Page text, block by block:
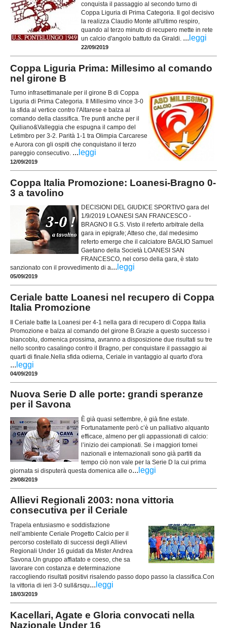
conquista il passaggio al secondo turno di
Coppa Liguria di Prima Categoria. Il gol decisivo
la realizza Claudio Monte all'ultimo respiro,
quando al terzo minuto di recupero mette in rete
un calcio d'angolo battuto da Giraldi. ... leggi
22/09/2019
Coppa Liguria Prima: Millesimo al comando
nel girone B
Turno infrasettimanale per il girone B di Coppa
Liguria di Prima Categoria. Il Millesimo vince 3-0
la sfida al vertice contro l'Altarese e balza al
comando della classifica. Tre punti anche per il
Quiliano&Valleggia che espugna il campo del
Letimbro per 3-2. Parità 1-1 tra Olimpia Carcarese
e Aurora con gli ospiti che conquistano il terzo
pareggio consecutivo. ... leggi
12/09/2019
Coppa Italia Promozione: Loanesi-Bragno 0-
3 a tavolino
DECISIONI DEL GIUDICE SPORTIVO gara del
1/9/2019 LOANESI SAN FRANCESCO -
BRAGNO Il G.S. Visto il referto arbitrale della
gara in epigrafe; Atteso che, dal medesimo
referto emerge che il calciatore BAGLIO Samuel
Gaetano della Società LOANESI SAN
FRANCESCO, nel corso della gara, è stato
sanzionato con il provvedimento di a... leggi
05/09/2019
Ceriale batte Loanesi nel recupero di Coppa
Italia Promozione
Il Ceriale batte la Loanesi per 4-1 nella gara di recupero di Coppa Italia
Promozione e balza al comando del girone B.Grazie a questo successo i
biancoblu, domenica prossima, avranno a disposizione due risultati su tre
nello scontro casalingo contro il Bragno, per conquistare il passaggio ai
quarti di finale.Nella sfida odierna, Ceriale in vantaggio al quarto d'ora
... leggi
04/09/2019
Nuova Serie D alle porte: grandi speranze
per il Savona
È già quasi settembre, è già fine estate.
Fortunatamente però c’è un palliativo alquanto
efficace, almeno per gli appassionati di calcio:
l’inizio dei campionati. Se i maggiori tornei
nazionali e internazionali sono già partiti da
tempo ciò non vale per la Serie D la cui prima
giornata si disputerà questa domenica alle o... leggi
29/08/2019
Allievi Regionali 2003: nona vittoria
consecutiva per il Ceriale
Trapela entusiasmo e soddisfazione
nell’ambiente Ceriale Progetto Calcio per il
percorso costellato di successi degli Allievi
Regionali Under 16 guidati da Mister Andrea
Savona.Un gruppo affiatato e coeso, che sa
lavorare con costanza e determinazione
raccogliendo risultati positivi risalendo passo dopo passo la classifica.Con
la vittoria di ieri 3-0 sull&rsqu... leggi
18/03/2019
Kacellari, Agate e Gloria convocati nella
Nazionale Under 16